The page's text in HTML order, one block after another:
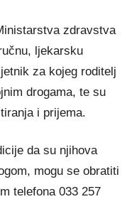
zdravstva
ljekarsku
za kojeg roditelj
drogama, te su
i prijema.
da su njihova
mogu se obratiti
telefona 033 257